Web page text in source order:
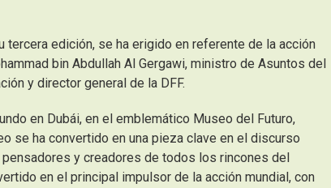
tercera edición, se ha erigido en referente de la acción
bin Abdullah Al Gergawi, ministro de Asuntos del
y director general de la DFF.
en Dubái, en el emblemático Museo del Futuro,
se ha convertido en una pieza clave en el discurso
y creadores de todos los rincones del
en el principal impulsor de la acción mundial, con